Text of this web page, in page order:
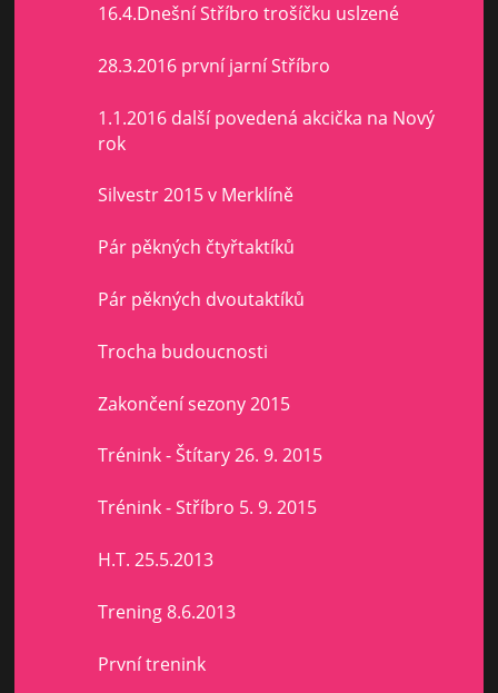
16.4.Dnešní Stříbro trošíčku uslzené
28.3.2016 první jarní Stříbro
1.1.2016 další povedená akcička na Nový
rok
Silvestr 2015 v Merklíně
Pár pěkných čtyřtaktíků
Pár pěkných dvoutaktíků
Trocha budoucnosti
Zakončení sezony 2015
Trénink - Štítary 26. 9. 2015
Trénink - Stříbro 5. 9. 2015
H.T. 25.5.2013
Trening 8.6.2013
První trenink